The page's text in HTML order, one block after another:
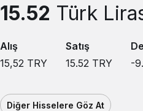
15.52 Türk
Alış
15,52 TRY
Satış
15.52 TRY
-
Diğer Hisselere Göz At